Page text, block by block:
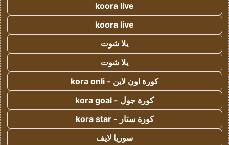
koora live
koora live
يلا شوت
يلا شوت
كورة اون لاين - kora onli
كورة جول - kora goal
كورة ستار - kora star
سوريا لايف